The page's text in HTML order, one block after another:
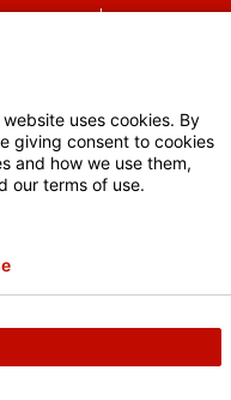
obsługę,
z lokalnym
Hunter.
TO,
O CENACH
uses cookies. By
giving consent to cookies
and how we use them,
our terms of use.